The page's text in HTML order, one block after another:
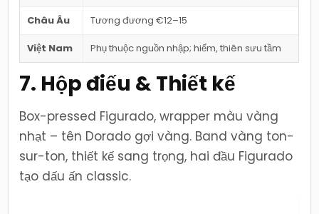
Châu Âu Tương đương €12–15
Việt Nam Phụ thuộc nguồn nhập; hiếm, thiên sưu tầm
7. Hộp điếu & Thiết kế
Box-pressed Figurado, wrapper màu vàng
nhạt – tên Dorado gợi vàng. Band vàng ton-
sur-ton, thiết kế sang trọng, hai đầu Figurado
tạo dấu ấn classic.